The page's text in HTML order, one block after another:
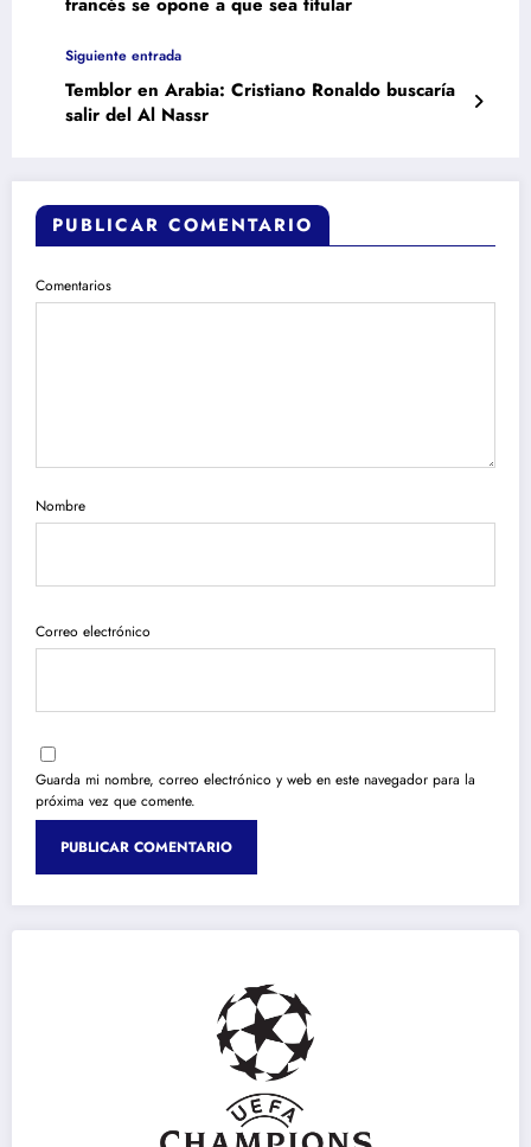
Siguiente entrada
Temblor en Arabia: Cristiano Ronaldo buscaría
salir del Al Nassr
PUBLICAR COMENTARIO
Comentarios
Nombre
Correo electrónico
Guarda mi nombre, correo electrónico y web en este navegador para la
próxima vez que comente.